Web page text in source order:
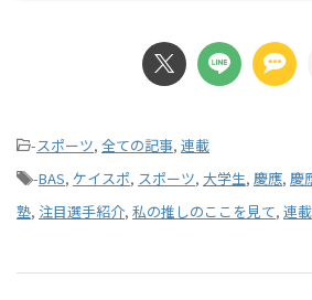
-スポーツ, 全ての記事, 連載
-BAS, ケイスポ, スポーツ, 大学生, 慶應, 慶
塾, 注目選手紹介, 私の推しのここを見て, 連載